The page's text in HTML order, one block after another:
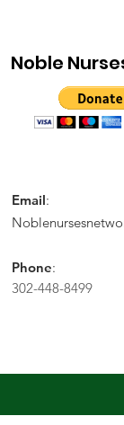
Noble
Email:
Phone:
302-448-8499